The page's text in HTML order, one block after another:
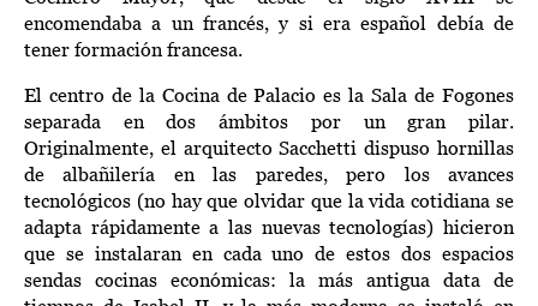
encomendaba a un francés, y si era español debía de
tener formación francesa.
El centro de la Cocina de Palacio es la Sala de Fogones
separada en dos ámbitos por un gran
pilar.
Originalmente, el arquitecto Sacchetti dispuso hornillas
de albañilería en las paredes,
pero los avances
tecnológicos (no hay que olvidar que la vida cotidiana se
adapta rápidamente a las nuevas tecnologías) hicieron
que se instalaran en cada uno de estos dos espacios
sendas cocinas económicas:
la más antigua data de